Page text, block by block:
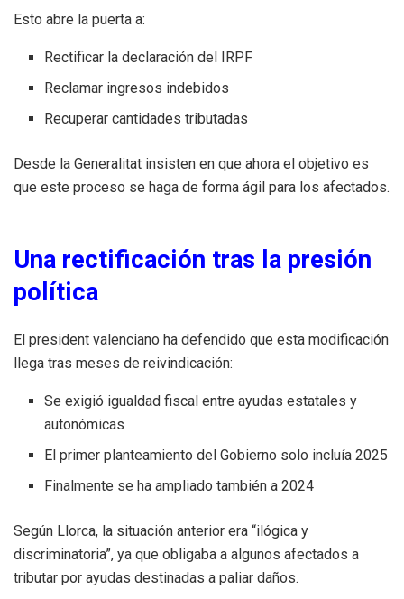
Esto abre la puerta a:
Rectificar la declaración del IRPF
Reclamar ingresos indebidos
Recuperar cantidades tributadas
Desde la Generalitat insisten en que ahora el objetivo es
que este proceso se haga de forma ágil para los afectados.
Una rectificación tras la presión
política
El president valenciano ha defendido que esta modificación
llega tras meses de reivindicación:
Se exigió igualdad fiscal entre ayudas estatales y
autonómicas
El primer planteamiento del Gobierno solo incluía 2025
Finalmente se ha ampliado también a 2024
Según Llorca, la situación anterior era “ilógica y
discriminatoria”, ya que obligaba a algunos afectados a
tributar por ayudas destinadas a paliar daños.